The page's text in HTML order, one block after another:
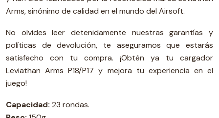
Arms, sinónimo de calidad en el mundo del Airsoft.
No olvides leer detenidamente nuestras garantías y
políticas de devolución, te aseguramos que estarás
satisfecho con tu compra. ¡Obtén ya tu cargador
Leviathan Arms P18/P17 y mejora tu experiencia en el
juego!
Capacidad: 23 rondas.